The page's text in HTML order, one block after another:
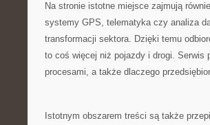
Na stronie istotne miejsce zajmują
systemy GPS, telematyka czy analiza
transformacji sektora. Dzięki temu
to coś więcej niż pojazdy i drogi. Serwis
procesami, a także dlaczego
Istotnym obszarem treści są także